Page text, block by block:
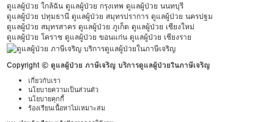
ดูแลผู้ป่วย ใกล้ฉัน ดูแลผู้ป่วย กรุงเทพ ดูแลผู้ป่วย นนทบุรี
ดูแลผู้ป่วย ปทุมธานี ดูแลผู้ป่วย สมุทรปราการ ดูแลผู้ป่วย นครปฐม
ดูแลผู้ป่วย สมุทรสาคร ดูแลผู้ป่วย ภูเก็ต ดูแลผู้ป่วย เชียงใหม่
ดูแลผู้ป่วย โคราช ดูแลผู้ป่วย ขอนแก่น ดูแลผู้ป่วย เชียงราย
Copyright © ดูแลผู้ป่วย ภาษีเจริญ บริการดูแลผู้ป่วยในภาษีเจริญ
เกี่ยวกับเรา
นโยบายความเป็นส่วนตัว
นโยบายคุกกี้
ร้องเรียนเนื้อหาไม่เหมาะสม